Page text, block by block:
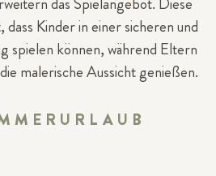
Kinder in einer sicheren und
spielen können, während Eltern
malerische Aussicht genießen.